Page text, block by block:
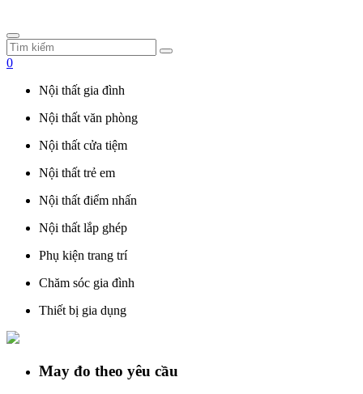
0
Nội thất gia đình
Nội thất văn phòng
Nội thất cửa tiệm
Nội thất trẻ em
Nội thất điểm nhấn
Nội thất lắp ghép
Phụ kiện trang trí
Chăm sóc gia đình
Thiết bị gia dụng
May đo theo yêu cầu